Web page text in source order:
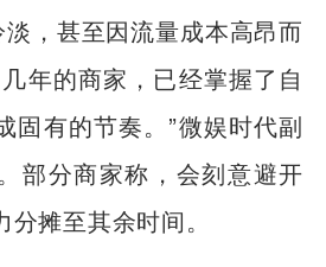
，甚至因流量成本高昂而
年的商家，已经掌握了自
固有的节奏。”微娱时代副
部分商家称，会刻意避开
摊至其余时间。